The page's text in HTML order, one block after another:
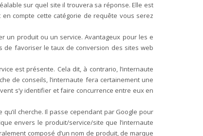
sur quel site il trouvera sa réponse. Elle est
compte cette catégorie de requête vous serez
un produit ou un service. Avantageux pour les e
de favoriser le taux de conversion des sites web
est présente. Cela dit, à contrario, l’internaute
de conseils, l’internaute fera certainement une
s’y identifier et faire concurrence entre eux en
cherche. Il passe cependant par Google pour
envers le produit/service/site que l’internaute
composé d’un nom de produit, de marque